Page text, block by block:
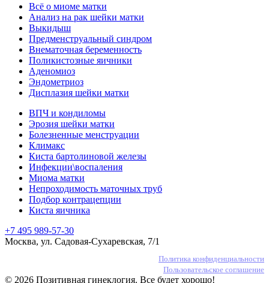
Всё о миоме матки
Анализ на рак шейки матки
Выкидыш
Предменструальный синдром
Внематочная беременность
Поликистозные яичники
Аденомиоз
Эндометриоз
Дисплазия шейки матки
ВПЧ и кондиломы
Эрозия шейки матки
Болезненные менструации
Климакс
Киста бартолиновой железы
Инфекции\воспаления
Миома матки
Непроходимость маточных труб
Подбор контрацепции
Киста яичника
+7 495 989-57-30
Москва, ул. Садовая-Сухаревская, 7/1
Политика конфиденциальности
Пользовательское соглашение
© 2026 Позитивная гинеклогия. Все будет хорошо!